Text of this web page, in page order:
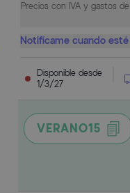
Precios con IVA y gastos
Notifícame cuando
Disponible desde
1/3/27
VERANO15